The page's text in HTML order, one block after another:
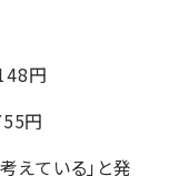
円
円
えている」と発